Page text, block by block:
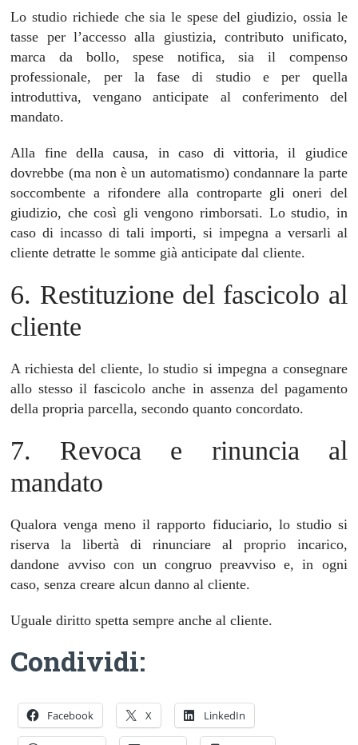
Lo studio richiede che sia le spese del giudizio, ossia le
tasse per l’accesso alla giustizia, contributo unificato,
marca da bollo, spese notifica, sia il compenso
professionale, per la fase di studio e per quella
introduttiva, vengano anticipate al conferimento del
mandato.
Alla fine della causa, in caso di vittoria, il giudice
dovrebbe (ma non è un automatismo) condannare la parte
soccombente a rifondere alla controparte gli oneri del
giudizio, che così gli vengono rimborsati. Lo studio, in
caso di incasso di tali importi, si impegna a versarli al
cliente detratte le somme già anticipate dal cliente.
6. Restituzione del fascicolo al
cliente
A richiesta del cliente, lo studio si impegna a consegnare
allo stesso il fascicolo anche in assenza del pagamento
della propria parcella, secondo quanto concordato.
7. Revoca e rinuncia al
mandato
Qualora venga meno il rapporto fiduciario, lo studio si
riserva la libertà di rinunciare al proprio incarico,
dandone avviso con un congruo preavviso e, in ogni
caso, senza creare alcun danno al cliente.
Uguale diritto spetta sempre anche al cliente.
Condividi:
Facebook X LinkedIn